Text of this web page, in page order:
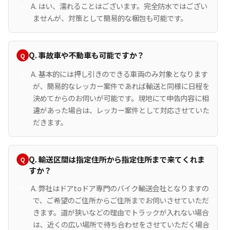
A. はい、濡れることはございます。完全防水ではござい
ませんが、対策として簡易的な梱包も可能です。
Q. 事故車や不動車も可能ですか？
A. 基本的には押し引きのできる車両のみ対象となります
が、簡易的なレッカー案件であれば輸送と同様に日程を
決めてからのお伺いが可能です。現地にて申告内容に相
違があった場合は、レッカー案件として対応させていた
だきます。
Q. 輸送区間は指定住所から指定住所まで来てくれま
すか？
A. 弊社はドアtoドア専門のバイク輸送会社となりますの
で、ご希望のご住所からご住所までお伺いさせていただ
きます。道が狭いなどの理由でトラックが入れない場合
は、近くの広い場所で待ち合わせをさせていただく場合